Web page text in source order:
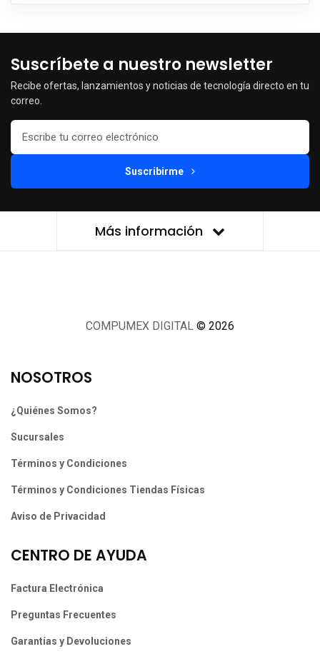
Suscríbete a nuestro newsletter
Recibe ofertas, lanzamientos y noticias de tecnología directo en tu
correo.
Suscribirme
Más información
COMPUMEX DIGITAL © 2026
NOSOTROS
¿Quiénes Somos?
Sucursales
Términos y Condiciones
Términos y Condiciones Tiendas Físicas
Aviso de Privacidad
CENTRO DE AYUDA
Factura Electrónica
Preguntas Frecuentes
Garantías y Devoluciones